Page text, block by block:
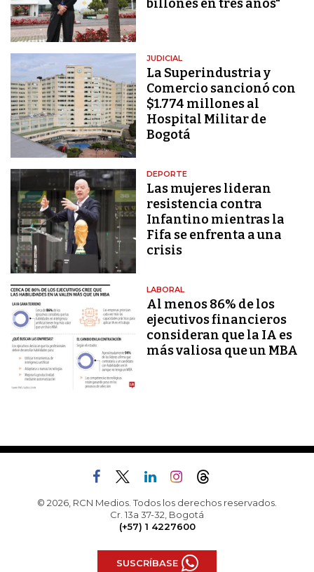
billones en tres años"
JUDICIAL
La Superindustria y
Comercio sancionó con
$1.774 millones al
Hospital Militar de
Bogotá
DEPORTE
Las mujeres lideran
resistencia contra
Infantino mientras la
Fifa se enfrenta a una
crisis
LABORAL
Al menos 86% de los
ejecutivos financieros
consideran que la IA es
más valiosa que un MBA
© 2026, RCN Medios. Todos los derechos reservados.
Cr. 13a 37-32, Bogotá
(+57) 1 4227600
SUSCRÍBASE